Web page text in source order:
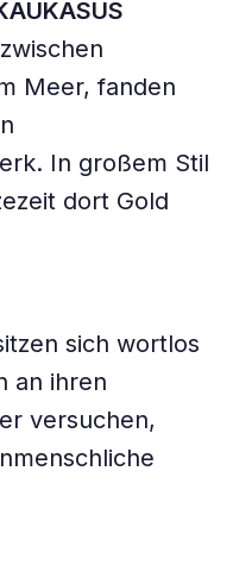
Meer, fanden
In großem Stil
dort Gold
sich wortlos
an ihren
versuchen,